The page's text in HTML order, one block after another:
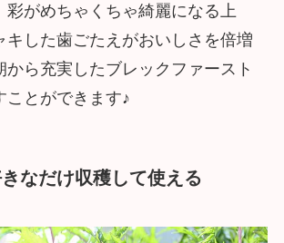
彩がめちゃくちゃ綺麗になる上
キした歯ごたえがおいしさを倍増
から充実したブレックファースト
ことができます♪
なだけ収穫して使える